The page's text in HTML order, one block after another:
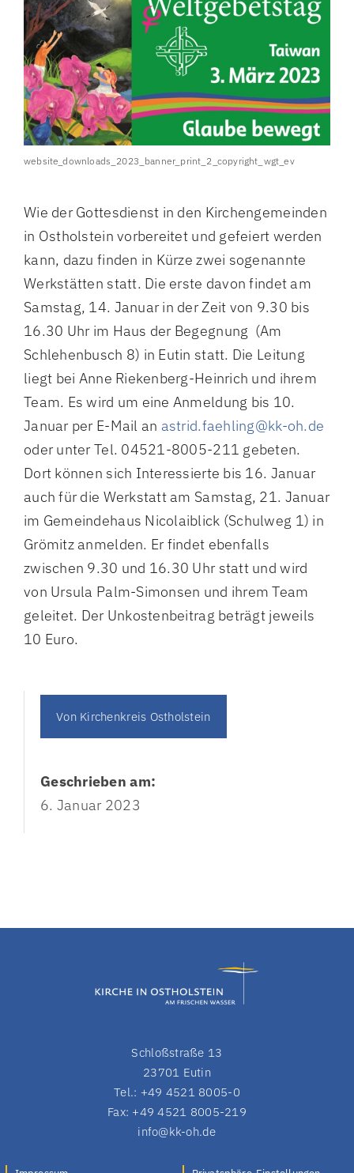
website_downloads_2023_banner_print_2_copyright_wgt_ev
Wie der Gottesdienst in den Kirchengemeinden
in Ostholstein vorbereitet und gefeiert werden
kann, dazu finden in Kürze zwei sogenannte
Werkstätten statt. Die erste davon findet am
Samstag, 14. Januar in der Zeit von 9.30 bis
16.30 Uhr im Haus der Begegnung (Am
Schlehenbusch 8) in Eutin statt. Die Leitung
liegt bei Anne Riekenberg-Heinrich und ihrem
Team. Es wird um eine Anmeldung bis 10.
Januar per E-Mail an astrid.faehling@kk-oh.de
oder unter Tel. 04521-8005-211 gebeten.
Dort können sich Interessierte bis 16. Januar
auch für die Werkstatt am Samstag, 21. Januar
im Gemeindehaus Nicolaiblick (Schulweg 1) in
Grömitz anmelden. Er findet ebenfalls
zwischen 9.30 und 16.30 Uhr statt und wird
von Ursula Palm-Simonsen und ihrem Team
geleitet. Der Unkostenbeitrag beträgt jeweils
10 Euro.
Von Kirchenkreis Ostholstein
Geschrieben am:
6. Januar 2023
Schloßstraße 13
23701 Eutin
Tel.: +49 4521 8005-0
Fax: +49 4521 8005-219
info@kk-oh.de